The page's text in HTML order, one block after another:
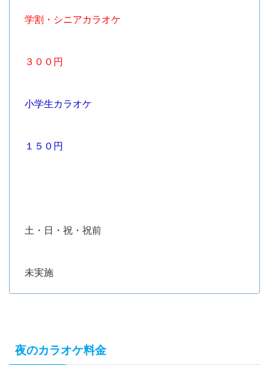
学割・シニアカラオケ
３００円
小学生カラオケ
１５０円
土・日・祝・祝前
未実施
夜のカラオケ料金